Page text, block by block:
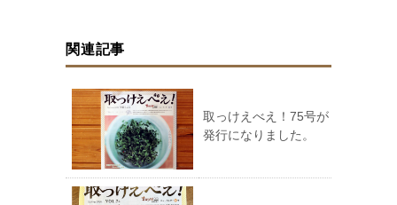
関連記事
取っけえべえ！75号が
発行になりました。